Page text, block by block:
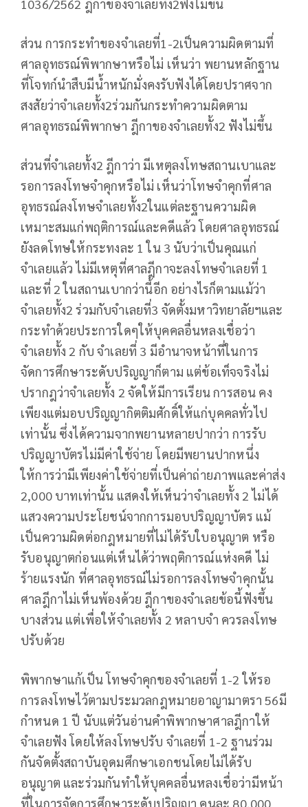
1036/2562 ฎีกาของจำเลยทั้ง2ฟังไม่ขึ้น
ส่วน การกระทำของจำเลยที่1-2เป็นความผิดตามที่
ศาลอุทธรณ์พิพากษาหรือไม่ เห็นว่า พยานหลักฐาน
ที่โจทก์นำสืบมีน้ำหนักมั่งคงรับฟังได้โดยปราศจาก
สงสัยว่าจำเลยทั้ง2ร่วมกันกระทำความผิดตาม
ศาลอุทธรณ์พิพากษา ฎีกาของจำเลยทั้ง2 ฟังไม่ขึ้น
ส่วนที่จำเลยทั้ง2 ฎีกาว่า มีเหตุลงโทษสถานเบาและ
รอการลงโทษจำคุกหรือไม่ เห็นว่าโทษจำคุกที่ศาล
อุทธรณ์ลงโทษจำเลยทั้ง2ในแต่ละฐานความผิด
เหมาะสมแก่พฤติการณ์และคดีแล้ว โดยศาลอุทธรณ์
ยังลดโทษให้กระทงละ 1 ใน 3 นับว่าเป็นคุณแก่
จำเลยแล้ว ไม่มีเหตุที่ศาลฎีกาจะลงโทษจำเลยที่ 1
และที่ 2 ในสถานเบากว่านี้อีก อย่างไรก็ตามแม้ว่า
จำเลยทั้ง2 ร่วมกับจำเลยที่3 จัดตั้งมหาวิทยาลัยฯและ
กระทำด้วยประการใดๆให้บุคคลอื่นหลงเชื่อว่า
จำเลยทั้ง 2 กับ จำเลยที่ 3 มีอำนาจหน้าที่ในการ
จัดการศึกษาระดับปริญญาก็ตาม แต่ข้อเท็จจริงไม่
ปรากฎว่าจำเลยทั้ง 2 จัดให้มีการเรียน การสอน คง
เพียงแต่มอบปริญญากิตติมศักดิ์ให้แก่บุคคลทั่วไป
เท่านั้น ซึ่งได้ความจากพยานหลายปากว่า การรับ
ปริญญาบัตรไม่มีค่าใช้จ่าย โดยมีพยานปากหนึ่ง
ให้การว่ามีเพียงค่าใช้จ่ายที่เป็นค่าถ่ายภาพและค่าส่ง
2,000 บาทเท่านั้น แสดงให้เห็นว่าจำเลยทั้ง 2 ไม่ได้
แสวงความประโยชน์จากการมอบปริญญาบัตร แม้
เป็นความผิดต่อกฎหมายที่ไม่ได้รับใบอนุญาต หรือ
รับอนุญาตก่อนแต่เห็นได้ว่าพฤติการณ์แห่งคดี ไม่
ร้ายแรงนัก ที่ศาลอุทธรณ์ไม่รอการลงโทษจำคุกนั้น
ศาลฎีกาไม่เห็นพ้องด้วย ฎีกาของจำเลยข้อนี้ฟังขึ้น
บางส่วน แต่เพื่อให้จำเลยทั้ง 2 หลาบจำ ควรลงโทษ
ปรับด้วย
พิพากษาแก้เป็น โทษจำคุกของจำเลยที่ 1-2 ให้รอ
การลงโทษไว้ตามประมวลกฎหมายอาญามาตรา 56มี
กำหนด 1 ปี นับแต่วันอ่านคำพิพากษาศาลฎีกาให้
จำเลยฟัง โดยให้ลงโทษปรับ จำเลยที่ 1-2 ฐานร่วม
กันจัดตั้งสถาบันอุดมศึกษาเอกชนโดยไม่ได้รับ
อนุญาต และร่วมกันทำให้บุคคลอื่นหลงเชื่อว่ามีหน้า
ที่ในการจัดการศึกษาระดับปริญญา คนละ 80,000